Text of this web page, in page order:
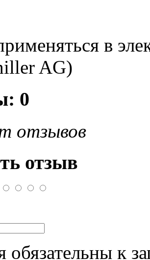
в
AG)
0
отзывов
отзыв
обязательны к